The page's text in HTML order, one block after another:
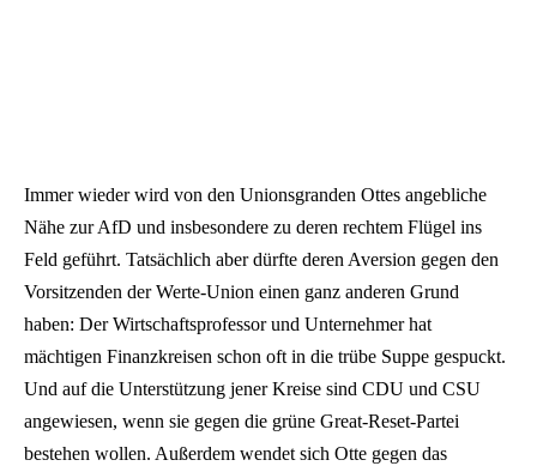
Immer wieder wird von den Unionsgranden Ottes angebliche
Nähe zur AfD und insbesondere zu deren rechtem Flügel ins
Feld geführt. Tatsächlich aber dürfte deren Aversion gegen den
Vorsitzenden der Werte-Union einen ganz anderen Grund
haben: Der Wirtschaftsprofessor und Unternehmer hat
mächtigen Finanzkreisen schon oft in die trübe Suppe gespuckt.
Und auf die Unterstützung jener Kreise sind CDU und CSU
angewiesen, wenn sie gegen die grüne Great-Reset-Partei
bestehen wollen. Außerdem wendet sich Otte gegen das